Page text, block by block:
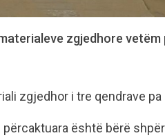
zgjedhore vetëm
zgjedhor i tre qendrave pa
është bërë